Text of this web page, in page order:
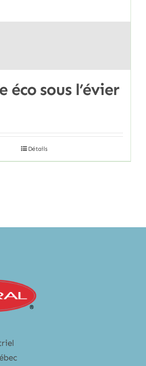
éco sous l’évier
Détails